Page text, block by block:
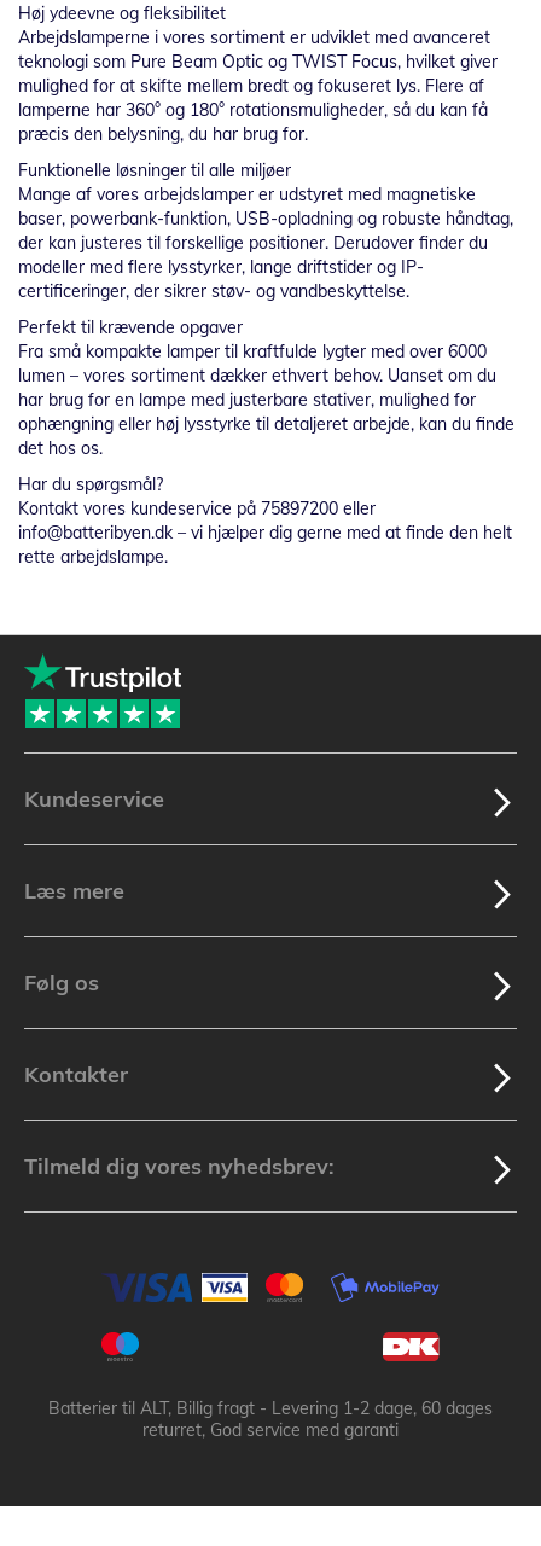
Høj ydeevne og fleksibilitet
Arbejdslamperne i vores sortiment er udviklet med avanceret
teknologi som Pure Beam Optic og TWIST Focus, hvilket giver
mulighed for at skifte mellem bredt og fokuseret lys. Flere af
lamperne har 360° og 180° rotationsmuligheder, så du kan få
præcis den belysning, du har brug for.
Funktionelle løsninger til alle miljøer
Mange af vores arbejdslamper er udstyret med magnetiske
baser, powerbank-funktion, USB-opladning og robuste håndtag,
der kan justeres til forskellige positioner. Derudover finder du
modeller med flere lysstyrker, lange driftstider og IP-
certificeringer, der sikrer støv- og vandbeskyttelse.
Perfekt til krævende opgaver
Fra små kompakte lamper til kraftfulde lygter med over 6000
lumen – vores sortiment dækker ethvert behov. Uanset om du
har brug for en lampe med justerbare stativer, mulighed for
ophængning eller høj lysstyrke til detaljeret arbejde, kan du finde
det hos os.
Har du spørgsmål?
Kontakt vores kundeservice på 75897200 eller
info@batteribyen.dk – vi hjælper dig gerne med at finde den helt
rette arbejdslampe.
Kundeservice
Læs mere
Følg os
Kontakter
Tilmeld dig vores nyhedsbrev:
Batterier til ALT, Billig fragt - Levering 1-2 dage, 60 dages
returret, God service med garanti